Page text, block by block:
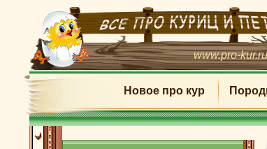
www.pro-kur.ru
Новое про кур